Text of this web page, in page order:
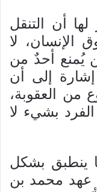
أن التنقل
لا
يُمنع أحدٌ من
إلى أن
من العقوبة،
بشيء لا
ينطبق بشكل
عهد محمد بن